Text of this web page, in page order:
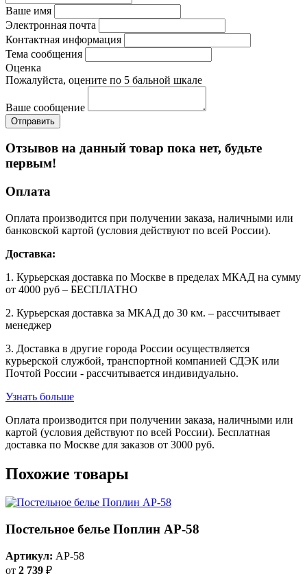
Ваше имя
Электронная почта
Контактная информация
Тема сообщения
Оценка
Пожалуйста, оцените по 5 бальной шкале
Ваше сообщение
Отзывов на данный товар пока нет, будьте
первым!
Оплата
Оплата производится при получении заказа, наличными или
банковской картой (условия действуют по всей России).
Доставка:
1. Курьерская доставка по Москве в пределах МКАД на сумму
от 4000 руб – БЕСПЛАТНО
2. Курьерская доставка за МКАД до 30 км. – рассчитывает
менеджер
3. Доставка в другие города России осуществляется
курьерской службой, транспортной компанией СДЭК или
Почтой России - рассчитывается индивидуально.
Узнать больше
Оплата производится при получении заказа, наличными или
картой (условия действуют по всей России). Бесплатная
доставка по Москве для заказов от 3000 руб.
Похожие товары
Постельное белье Поплин AP-58
Артикул: AP-58
от 2 739 ₽